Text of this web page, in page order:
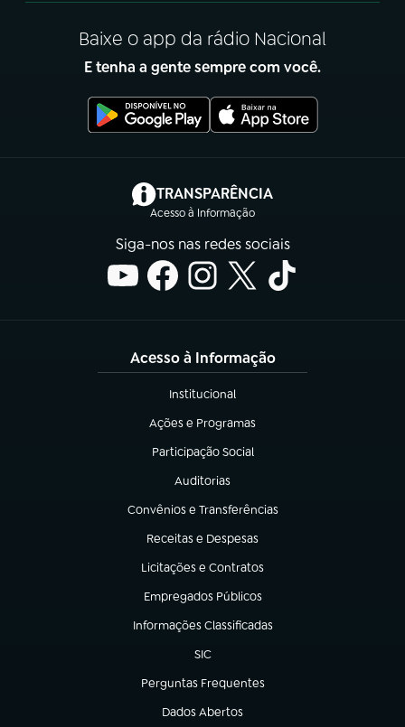
Baixe o app da rádio Nacional
E tenha a gente sempre com você.
TRANSPARÊNCIA
Acesso à Informação
(abre em nova aba)
Siga-nos nas redes sociais
Acesso à Informação
Institucional
(abre em nova aba)
Ações e Programas
(abre em nova aba)
Participação Social
(abre em nova aba)
Auditorias
(abre em nova aba)
Convênios e Transferências
(abre em nova aba)
Receitas e Despesas
(abre em nova aba)
Licitações e Contratos
(abre em nova aba)
Empregados Públicos
(abre em nova aba)
Informações Classificadas
(abre em nova aba)
SIC
(abre em nova aba)
Perguntas Frequentes
(abre em nova aba)
Dados Abertos
(abre em nova aba)